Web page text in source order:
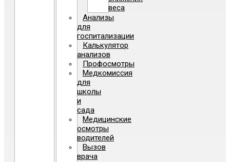
веса
Анализы
для
госпитализации
Калькулятор
анализов
Профосмотры
Медкомиссия
для
школы
и
сада
Медицинские
осмотры
водителей
Вызов
врача